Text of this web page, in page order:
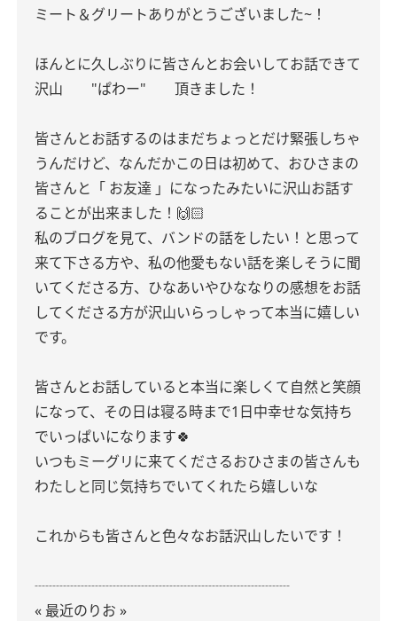
ミート＆グリートありがとうございました~！
ほんとに久しぶりに皆さんとお会いしてお話できて
沢山 "ぱわー" 頂きました！
皆さんとお話するのはまだちょっとだけ緊張しちゃ
うんだけど、なんだかこの日は初めて、おひさまの
皆さんと「 お友達 」になったみたいに沢山お話す
ることが出来ました！🙌🏻
私のブログを見て、バンドの話をしたい！と思って
来て下さる方や、私の他愛もない話を楽しそうに聞
いてくださる方、ひなあいやひななりの感想をお話
してくださる方が沢山いらっしゃって本当に嬉しい
です。
皆さんとお話していると本当に楽しくて自然と笑顔
になって、その日は寝る時まで1日中幸せな気持ち
でいっぱいになります🍀
いつもミーグリに来てくださるおひさまの皆さんも
わたしと同じ気持ちでいてくれたら嬉しいな
これからも皆さんと色々なお話沢山したいです！
┈┈┈┈┈┈┈┈┈┈┈┈┈┈┈┈┈┈
« 最近のりお »